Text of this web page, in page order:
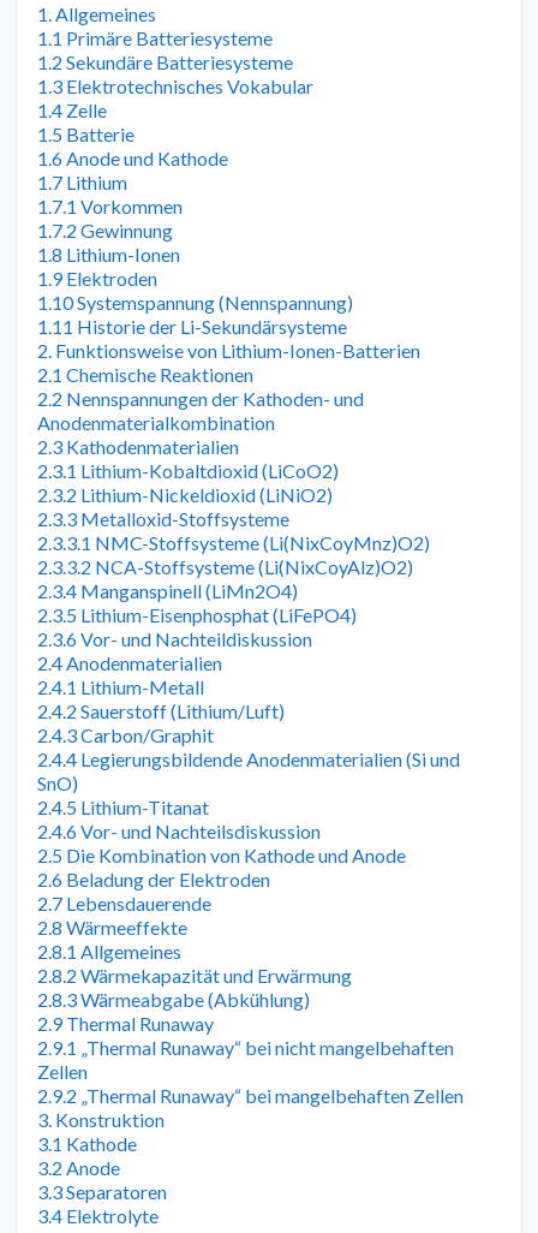
1. Allgemeines
1.1 Primäre Batteriesysteme
1.2 Sekundäre Batteriesysteme
1.3 Elektrotechnisches Vokabular
1.4 Zelle
1.5 Batterie
1.6 Anode und Kathode
1.7 Lithium
1.7.1 Vorkommen
1.7.2 Gewinnung
1.8 Lithium-Ionen
1.9 Elektroden
1.10 Systemspannung (Nennspannung)
1.11 Historie der Li-Sekundärsysteme
2. Funktionsweise von Lithium-Ionen-Batterien
2.1 Chemische Reaktionen
2.2 Nennspannungen der Kathoden- und
Anodenmaterialkombination
2.3 Kathodenmaterialien
2.3.1 Lithium-Kobaltdioxid (LiCoO2)
2.3.2 Lithium-Nickeldioxid (LiNiO2)
2.3.3 Metalloxid-Stoffsysteme
2.3.3.1 NMC-Stoffsysteme (Li(NixCoyMnz)O2)
2.3.3.2 NCA-Stoffsysteme (Li(NixCoyAlz)O2)
2.3.4 Manganspinell (LiMn2O4)
2.3.5 Lithium-Eisenphosphat (LiFePO4)
2.3.6 Vor- und Nachteildiskussion
2.4 Anodenmaterialien
2.4.1 Lithium-Metall
2.4.2 Sauerstoff (Lithium/Luft)
2.4.3 Carbon/Graphit
2.4.4 Legierungsbildende Anodenmaterialien (Si und
SnO)
2.4.5 Lithium-Titanat
2.4.6 Vor- und Nachteilsdiskussion
2.5 Die Kombination von Kathode und Anode
2.6 Beladung der Elektroden
2.7 Lebensdauerende
2.8 Wärmeeffekte
2.8.1 Allgemeines
2.8.2 Wärmekapazität und Erwärmung
2.8.3 Wärmeabgabe (Abkühlung)
2.9 Thermal Runaway
2.9.1 „Thermal Runaway“ bei nicht mangelbehaften
Zellen
2.9.2 „Thermal Runaway“ bei mangelbehaften Zellen
3. Konstruktion
3.1 Kathode
3.2 Anode
3.3 Separatoren
3.4 Elektrolyte